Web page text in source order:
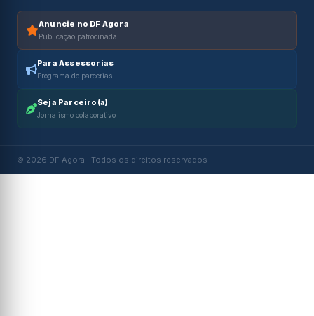
Anuncie no DF Agora
Publicação patrocinada
Para Assessorias
Programa de parcerias
Seja Parceiro(a)
Jornalismo colaborativo
© 2026 DF Agora · Todos os direitos reservados